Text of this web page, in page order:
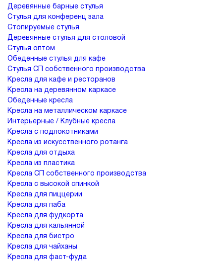
Деревянные барные стулья
Стулья для конференц зала
Стопируемые стулья
Деревянные стулья для столовой
Стулья оптом
Обеденные стулья для кафе
Стулья СП собственного производства
Кресла для кафе и ресторанов
Кресла на деревянном каркасе
Обеденные кресла
Кресла на металлическом каркасе
Интерьерные / Клубные кресла
Кресла с подлокотниками
Кресла из искусственного ротанга
Кресла для отдыха
Кресла из пластика
Кресла СП собственного производства
Кресла с высокой спинкой
Кресла для пиццерии
Кресла для паба
Кресла для фудкорта
Кресла для кальянной
Кресла для бистро
Кресла для чайханы
Кресла для фаст-фуда